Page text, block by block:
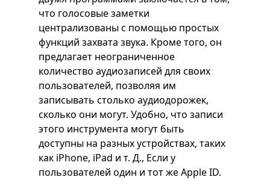
что голосовые заметки
централизованы с помощью простых
функций захвата звука. Кроме того, он
предлагает неограниченное
количество аудиозаписей для своих
пользователей, позволяя им
записывать столько аудиодорожек,
сколько они могут. Удобно, что записи
этого инструмента могут быть
доступны на разных устройствах, таких
как iPhone, iPad и т. Д., Если у
пользователей один и тот же Apple ID.